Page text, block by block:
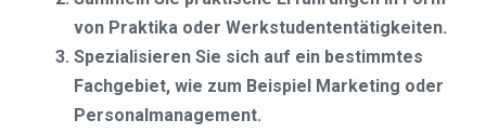
von Praktika oder Werkstudententätigkeiten.
Spezialisieren Sie sich auf ein bestimmtes
Fachgebiet, wie zum Beispiel Marketing oder
Personalmanagement.